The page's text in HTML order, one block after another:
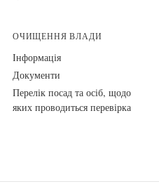
ОЧИЩЕННЯ ВЛАДИ
Інформація
Документи
Перелік посад та осіб, щодо
яких проводиться перевірка